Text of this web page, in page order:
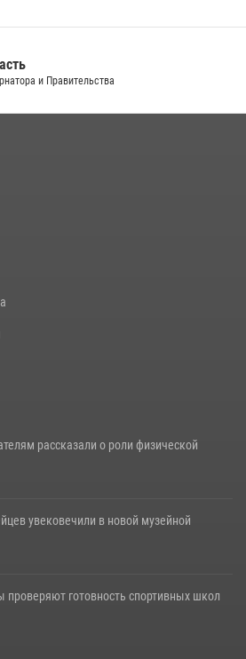
стал победителем юбилейного
гвардии Российской Федерации по
и Правительства
рассказали о роли физической
увековечили в новой музейной
проверяют готовность спортивных школ